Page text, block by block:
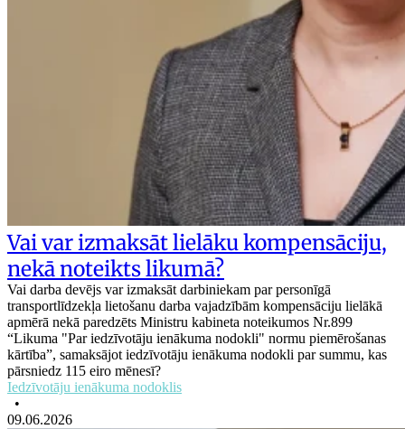
Vai var izmaksāt lielāku kompensāciju,
nekā noteikts likumā?
Vai darba devējs var izmaksāt darbiniekam par personīgā
transportlīdzekļa lietošanu darba vajadzībām kompensāciju lielākā
apmērā nekā paredzēts Ministru kabineta noteikumos Nr.899
“Likuma "Par iedzīvotāju ienākuma nodokli" normu piemērošanas
kārtība”, samaksājot iedzīvotāju ienākuma nodokli par summu, kas
pārsniedz 115 eiro mēnesī?
Iedzīvotāju ienākuma nodoklis
•
09.06.2026